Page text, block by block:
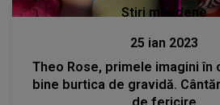
Stiri mondene
25 ian 2023
Theo Rose, primele imagini în care se vede
bine burtica de gravidă.
de fericire